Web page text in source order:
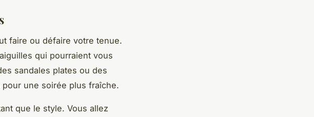
faire ou défaire votre tenue.
qui pourraient vous
sandales plates ou des
une soirée plus fraîche.
que le style. Vous allez